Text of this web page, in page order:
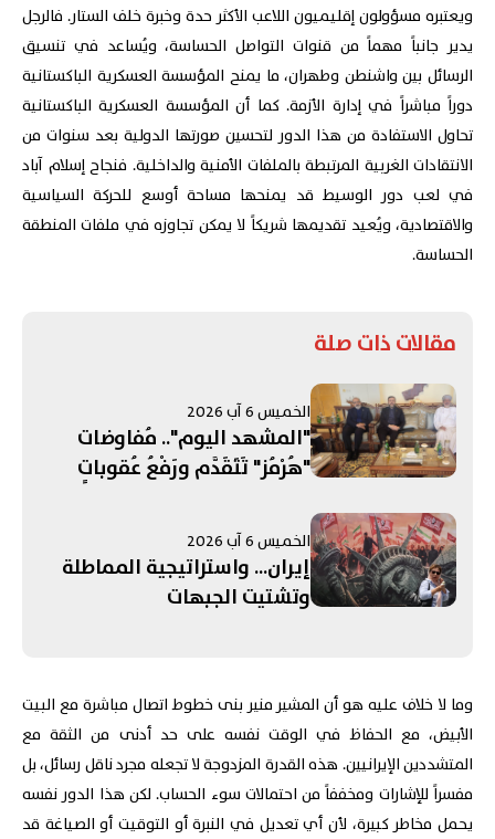
ويعتبره مسؤولون إقليميون اللاعب الأكثر حدة وخبرة خلف الستار. فالرجل
يدير جانباً مهماً من قنوات التواصل الحساسة، ويُساعد في تنسيق
الرسائل بين واشنطن وطهران، ما يمنح المؤسسة العسكرية الباكستانية
دوراً مباشراً في إدارة الأزمة. كما أن المؤسسة العسكرية الباكستانية
تحاول الاستفادة من هذا الدور لتحسين صورتها الدولية بعد سنوات من
الانتقادات الغربية المرتبطة بالملفات الأمنية والداخلية. فنجاح إسلام آباد
في لعب دور الوسيط قد يمنحها مساحة أوسع للحركة السياسية
والاقتصادية، ويُعيد تقديمها شريكاً لا يمكن تجاوزه في ملفات المنطقة
الحساسة.
مقالات ذات صلة
الخميس 6 آب 2026
"المشهد اليوم".. مُفاوضات
"هُرْمُز" تَتَقَدَّم ورَفْعُ عُقوباتٍ
الإسرائيليُّ جَنوبًا يُبَدِّدُ الآمالَ
بِمُفاوَضاتِ روما... وإدانَةٌ عَرَبِيَّةٌ -
إسلامِيَّّةٌ لِانتِهاكاتِ الاحتِلالِ في
القُدس
الخميس 6 آب 2026
إيران... واستراتيجية المماطلة
وتشتيت الجبهات
وما لا خلاف عليه هو أن المشير منير بنى خطوط اتصال مباشرة مع البيت
الأبيض، مع الحفاظ في الوقت نفسه على حد أدنى من الثقة مع
المتشددين الإيرانيين. هذه القدرة المزدوجة لا تجعله مجرد ناقل رسائل، بل
مفسراً للإشارات ومخففاً من احتمالات سوء الحساب. لكن هذا الدور نفسه
يحمل مخاطر كبيرة، لأن أي تعديل في النبرة أو التوقيت أو الصياغة قد